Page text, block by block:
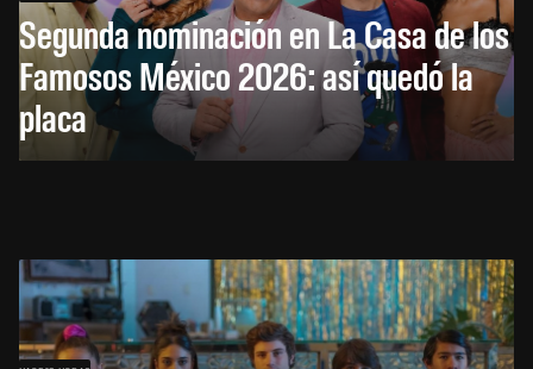
Segunda nominación en La Casa de los
Famosos México 2026: así quedó la
placa